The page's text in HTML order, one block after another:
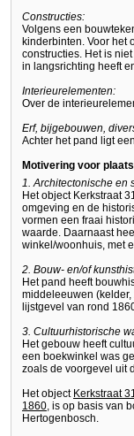
Constructies:
Volgens een
kinderbinten. Voor het
constructies. Het is
in langsrichting heeft
Interieurelementen:
Over de
Erf, bijgebouwen,
Achter het pand ligt
Motivering voor
1. Architectonische en
Het object Kerkstraat
omgeving en de
vormen een fraai
waarde. Daarnaast
winkel/woonhuis, met
2. Bouw- en/of
Het pand heeft
middeleeuwen
lijstgevel van rond
3. Cultuurhistorische
Het gebouw heeft
een boekwinkel was
zoals de voorgevel uit
Het object Kerkstraat
1860, is op basis van
Hertogenbosch.